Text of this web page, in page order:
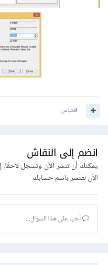
اقتباس
انضم إلى النقاش
يمكنك أن تنشر الآن وتسجل
الآنلتنشر باسم حسابك.
أجب على هذا السؤال...